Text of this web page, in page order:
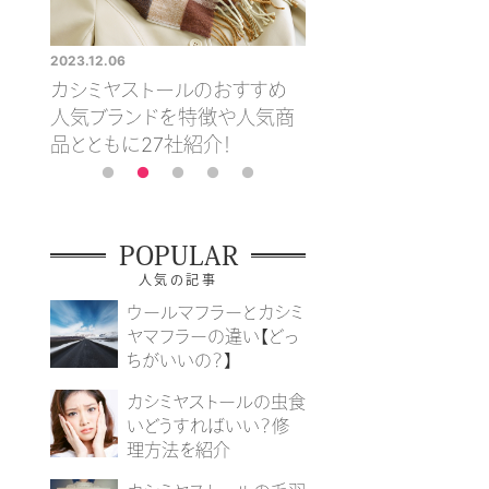
2023.12.06
カシミヤストールのおすすめ
人気ブランドを特徴や人気商
品とともに27社紹介！
POPULAR
人気の記事
ウールマフラーとカシミ
ヤマフラーの違い【どっ
ちがいいの？】
カシミヤストールの虫食
いどうすればいい？修
理方法を紹介